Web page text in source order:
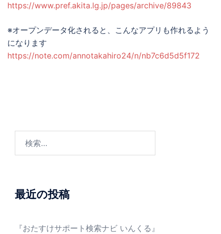
https://www.pref.akita.lg.jp/pages/archive/89843
※オープンデータ化されると、こんなアプリも作れるよう
になります
https://note.com/annotakahiro24/n/nb7c6d5d5f172
最近の投稿
『おたすけサポート検索ナビ いんくる』